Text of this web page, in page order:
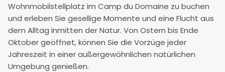
Wohnmobilstellplatz im Camp du Domaine zu buchen
und erleben Sie gesellige Momente und eine Flucht aus
dem Alltag inmitten der Natur. Von Ostern bis Ende
Oktober geöffnet, können Sie die Vorzüge jeder
Jahreszeit in einer außergewöhnlichen natürlichen
Umgebung genießen.